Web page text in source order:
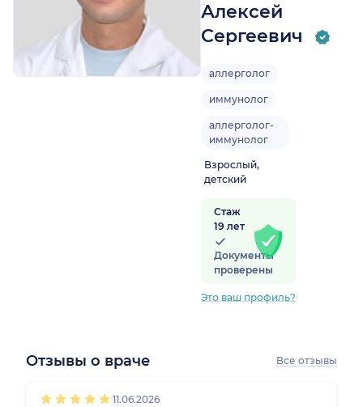
Алексей
Сергеевич
аллерголог
иммунолог
аллерголог-
иммунолог
Взрослый,
детский
Стаж
19 лет
Документы
проверены
Это ваш профиль?
Отзывы о враче Все отзывы
11.06.2026